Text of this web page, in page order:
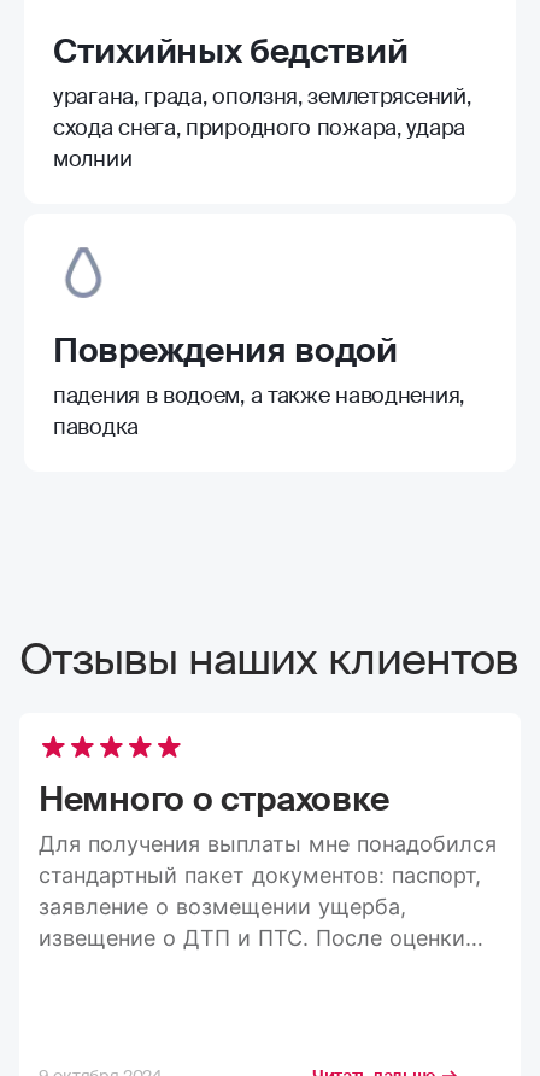
Стихийных бедствий
урагана, града, оползня, землетрясений,
схода снега, природного пожара, удара
молнии
Повреждения водой
падения в водоем, а также наводнения,
паводка
Отзывы наших клиентов
Немного о страховке
Для получения выплаты мне понадобился
стандартный пакет документов: паспорт,
заявление о возмещении ущерба,
извещение о ДТП и ПТС. После оценки
стремлюсь получить максимально